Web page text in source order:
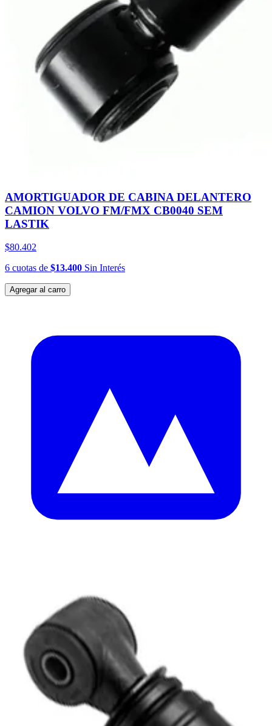
AMORTIGUADOR DE CABINA DELANTERO
CAMION VOLVO FM/FMX CB0040 SEM
LASTIK
$80.402
6 cuotas de $13.400 Sin Interés
Agregar al carro